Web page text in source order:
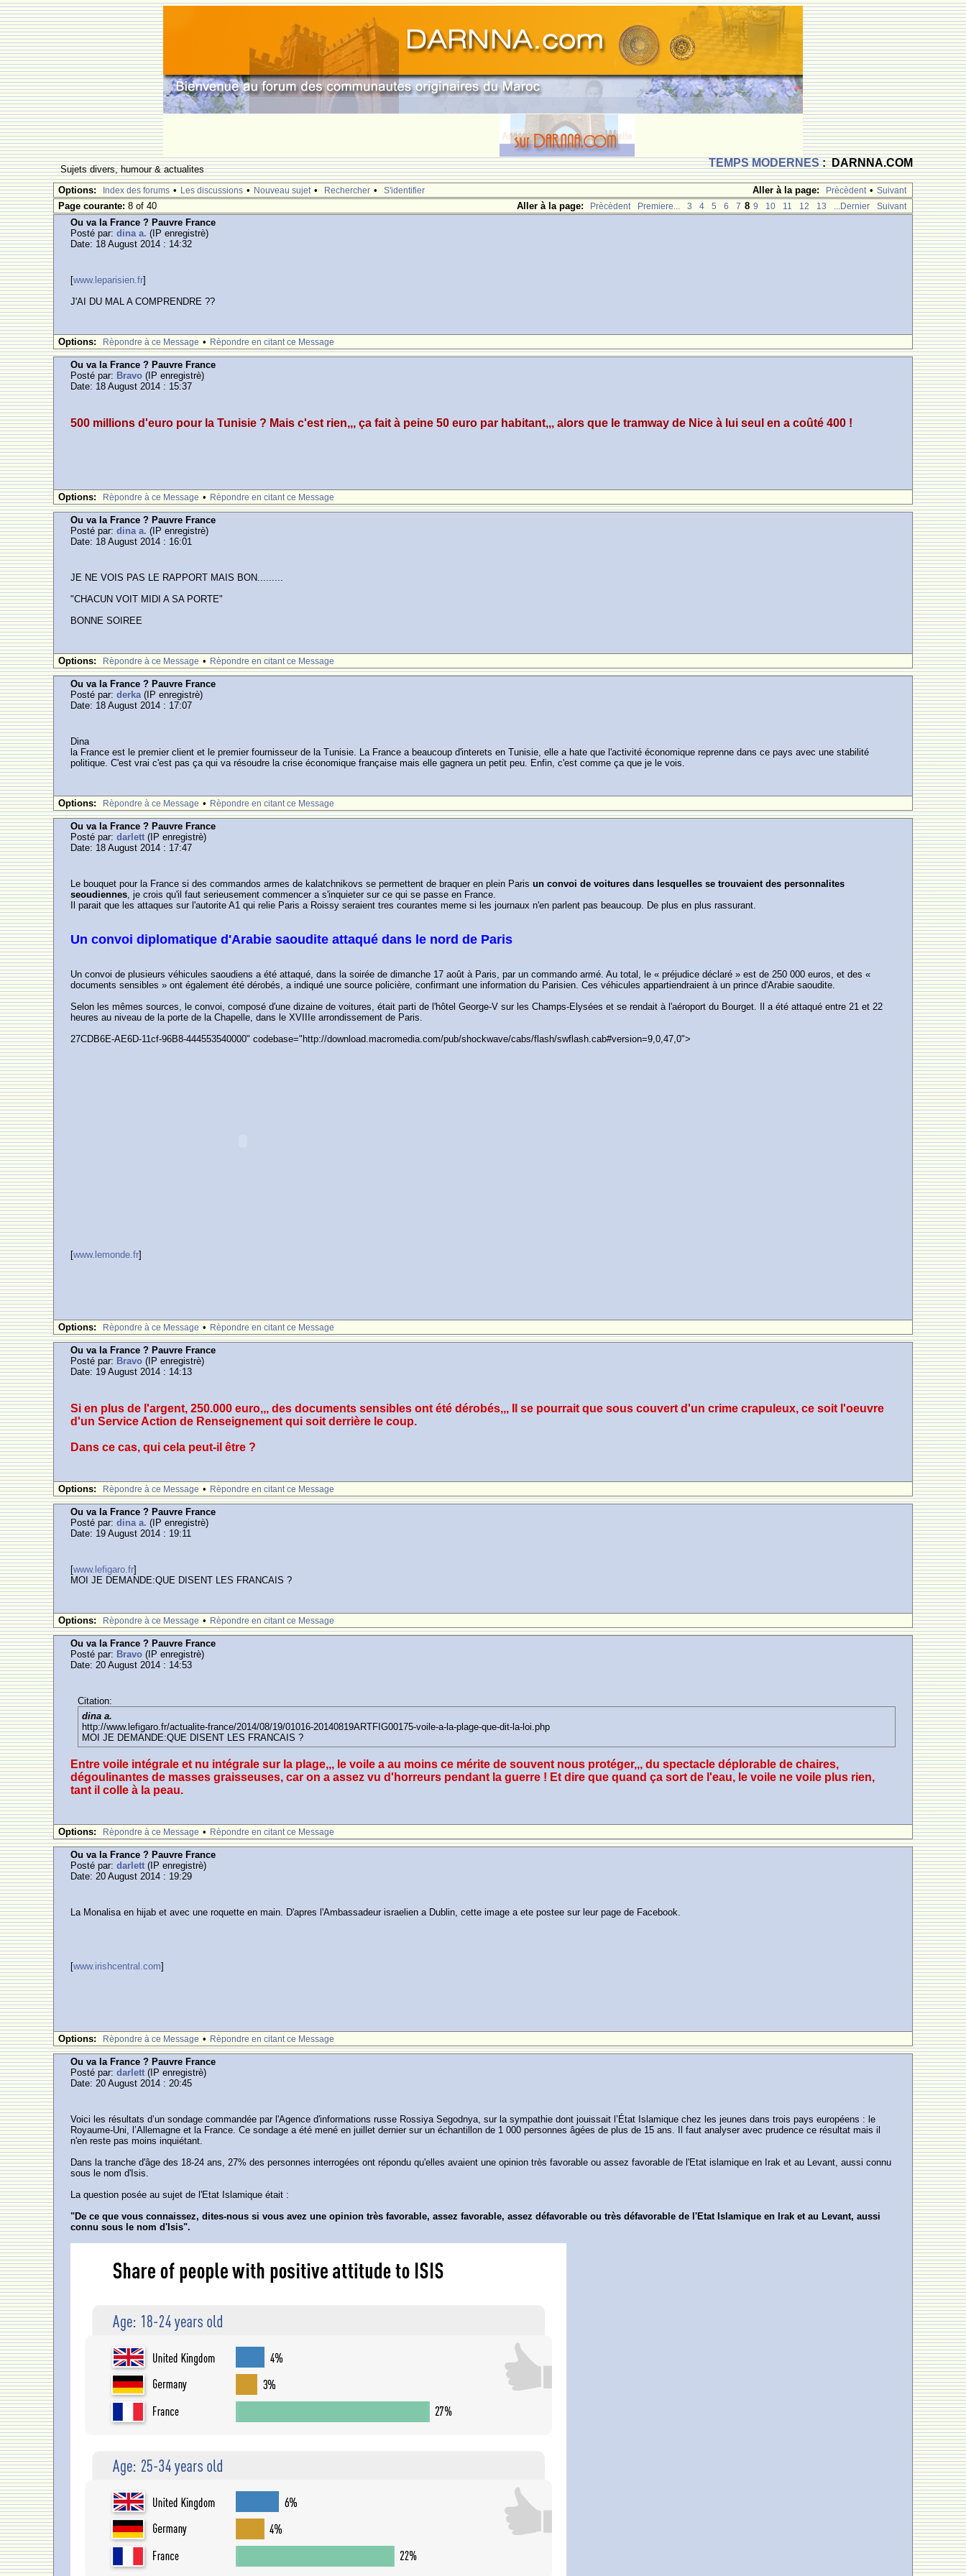
TEMPS MODERNES: DARNNA.COM
Sujets divers, humour & actualites
Aller à la page:
Prècèdent • Suivant
Options: Index des forums • Les discussions • Nouveau sujet • Rechercher • S'identifier
Aller à la page: Prècèdent Premiere... 3 4 5 6 7 8 9 10 11 12 13 ...Dernier Suivant
Page courante:8 of 40
Ou va la France ? Pauvre France
Posté par:dina a. (IP enregistrè)
Date: 18 August 2014 : 14:32
[www.leparisien.fr]
J'AI DU MAL A COMPRENDRE ??
Options: Rèpondre à ce Message • Rèpondre en citant ce Message
Ou va la France ? Pauvre France
Posté par: Bravo (IP enregistrè)
Date: 18 August 2014 : 15:37
500 millions d'euro pour la Tunisie ? Mais c'est rien,,, ça fait à peine 50 euro par habitant,,, alors que le tramway de Nice à lui seul en a coûté 400 !
Options: Rèpondre à ce Message • Rèpondre en citant ce Message
Ou va la France ? Pauvre France
Posté par:dina a. (IP enregistrè)
Date: 18 August 2014 : 16:01
JE NE VOIS PAS LE RAPPORT MAIS BON.........
"CHACUN VOIT MIDI A SA PORTE"
BONNE SOIREE
Options: Rèpondre à ce Message • Rèpondre en citant ce Message
Ou va la France ? Pauvre France
Posté par:derka(IP enregistrè)
Date: 18 August 2014 : 17:07
Dina
la France est le premier client et le premier fournisseur de la Tunisie. La France a beaucoup d'interets en Tunisie, elle a hate que l'activité économique reprenne dans ce pays avec une stabilité
politique. C'est vrai c'est pas ça qui va résoudre la crise économique française mais elle gagnera un petit peu. Enfin, c'est comme ça que je le vois.
Options: Rèpondre à ce Message • Rèpondre en citant ce Message
Ou va la France ? Pauvre France
Posté par:darlett (IP enregistrè)
Date: 18 August 2014 : 17:47
Le bouquet pour la France si des commandos armes de kalatchnikovs se permettent de braquer en plein Parisun convoi de voitures dans lesquelles se trouvaient des personnalites
seoudiennes, je crois qu'il faut serieusement commencer a s'inquieter sur ce qui se passe en France.
Il parait que les attaques sur l'autorite A1 qui relie Paris a Roissy seraient tres courantes meme si les journaux n'en parlent pas beaucoup. De plus en plus rassurant.
Un convoi diplomatique d'Arabie saoudite attaqué dans le nord de Paris
Un convoi de plusieurs véhicules saoudiens a été attaqué, dans la soirée de dimanche 17 août à Paris, par un commando armé. Au total, le « préjudice déclaré » est de 250 000 euros, et des «
documents sensibles » ont également été dérobés, a indiqué une source policière, confirmant une information du Parisien. Ces véhicules appartiendraient à un prince d'Arabie saoudite.
Selon les mêmes sources, le convoi, composé d'une dizaine de voitures, était parti de l'hôtel George-V sur les Champs-Elysées et se rendait à l'aéroport du Bourget. Il a été attaqué entre 21 et 22
heures au niveau de la porte de la Chapelle, dans le XVIIIe arrondissement de Paris.
27CDB6E-AE6D-11cf-96B8-444553540000" codebase="http://download.macromedia.com/pub/shockwave/cabs/flash/swflash.cab#version=9,0,47,0">
[www.lemonde.fr]
Options: Rèpondre à ce Message • Rèpondre en citant ce Message
Ou va la France ? Pauvre France
Posté par: Bravo (IP enregistrè)
Date: 19 August 2014 : 14:13
Si en plus de l'argent, 250.000 euro,,, des documents sensibles ont été dérobés,,, Il se pourrait que sous couvert d'un crime crapuleux, ce soit l'oeuvre
d'un Service Action de Renseignement qui soit derrière le coup.
Dans ce cas, qui cela peut-il être ?
Options: Rèpondre à ce Message • Rèpondre en citant ce Message
Ou va la France ? Pauvre France
Posté par:dina a. (IP enregistrè)
Date: 19 August 2014 : 19:11
[www.lefigaro.fr]
MOI JE DEMANDE:QUE DISENT LES FRANCAIS ?
Options: Rèpondre à ce Message • Rèpondre en citant ce Message
Ou va la France ? Pauvre France
Posté par: Bravo (IP enregistrè)
Date: 20 August 2014 : 14:53
Citation:
dina a.
http://www.lefigaro.fr/actualite-france/2014/08/19/01016-20140819ARTFIG00175-voile-a-la-plage-que-dit-la-loi.php
MOI JE DEMANDE:QUE DISENT LES FRANCAIS ?
Entre voile intégrale et nu intégrale sur la plage,,, le voile a au moins ce mérite de souvent nous protéger,,, du spectacle déplorable de chaires,
dégoulinantes de masses graisseuses, car on a assez vu d'horreurs pendant la guerre ! Et dire que quand ça sort de l'eau, le voile ne voile plus rien,
tant il colle à la peau.
Options: Rèpondre à ce Message • Rèpondre en citant ce Message
Ou va la France ? Pauvre France
Posté par:darlett (IP enregistrè)
Date: 20 August 2014 : 19:29
La Monalisa en hijab et avec une roquette en main. D'apres l'Ambassadeur israelien a Dublin, cette image a ete postee sur leur page de Facebook.
[www.irishcentral.com]
Options: Rèpondre à ce Message • Rèpondre en citant ce Message
Ou va la France ? Pauvre France
Posté par:darlett (IP enregistrè)
Date: 20 August 2014 : 20:45
Voici les résultats d’un sondage commandée par l'Agence d'informations russe Rossiya Segodnya, sur la sympathie dont jouissait l’État Islamique chez les jeunes dans trois pays européens : le
Royaume-Uni, l’Allemagne et la France. Ce sondage a été mené en juillet dernier sur un échantillon de 1 000 personnes âgées de plus de 15 ans. Il faut analyser avec prudence ce résultat mais il
n'en reste pas moins inquiétant.
Dans la tranche d'âge des 18-24 ans, 27% des personnes interrogées ont répondu qu'elles avaient une opinion très favorable ou assez favorable de l'Etat islamique en Irak et au Levant, aussi connu
sous le nom d'Isis.
La question posée au sujet de l'Etat Islamique était :
"De ce que vous connaissez, dites-nous si vous avez une opinion très favorable, assez favorable, assez défavorable ou très défavorable de l'Etat Islamique en Irak et au Levant, aussi
connu sous le nom d'Isis".